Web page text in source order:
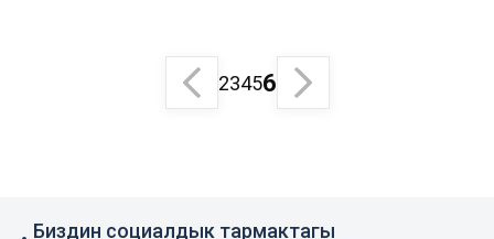
23456
Биздин социалдык тармактагы